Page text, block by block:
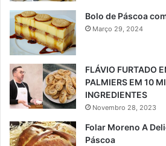
Bolo de Páscoa
Março 29, 2024
FLÁVIO FURTADO
PALMIERS EM 10
INGREDIENTES
Novembro 28, 2023
Folar Moreno A
Páscoa